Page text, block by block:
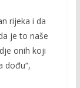
rijeka i da
je to naše
onih koji
dođu“,